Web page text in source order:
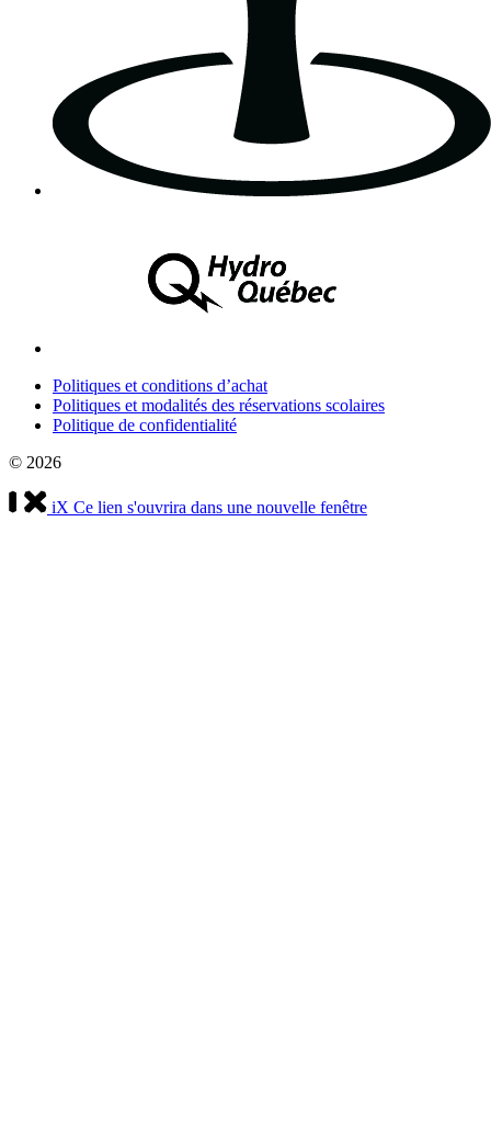
Politiques et conditions d’achat
Politiques et modalités des réservations scolaires
Politique de confidentialité
© 2026
iX Ce lien s'ouvrira dans une nouvelle fenêtre